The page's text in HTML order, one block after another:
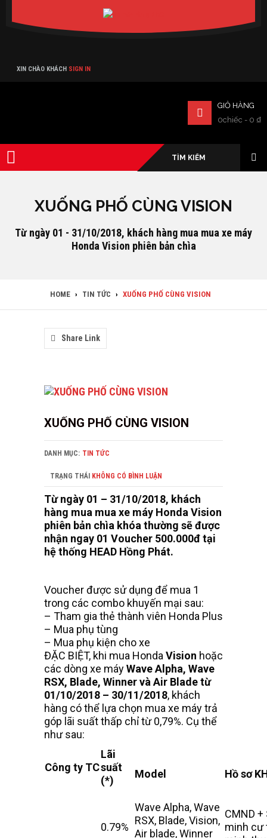
XIN CHÀO KHÁCH SIGN IN
GIỎ HÀNG
0chiếc - 0 ₫
XUỐNG PHỐ CÙNG VISION
Từ ngày 01 - 31/10/2018, khách hàng mua mua xe máy
Honda Vision phiên bản chìa
HOME › TIN TỨC › XUỐNG PHỐ CÙNG VISION
Share Link
XUỐNG PHỐ CÙNG VISION
DANH MỤC: TIN TỨC
TRẠNG THÁI KHÔNG CÓ BÌNH LUẬN
Từ ngày 01 – 31/10/2018, khách
hàng mua mua xe máy Honda Vision
phiên bản chìa khóa thường sẽ được
nhận ngay 01 Voucher 500.000đ tại
hệ thống HEAD Hồng Phát.
Voucher được sử dụng để mua 1
trong các combo khuyến mại sau:
– Tham gia thẻ thành viên Honda Plus
– Mua phụ tùng
– Mua phụ kiện cho xe
ĐẶC BIỆT, khi mua HondaVision hoặc
các dòng xe máyWave Alpha, Wave
RSX, Blade, Winner và Air Blade từ
01/10/2018 – 30/11/2018, khách
hàng có thể lựa chọn mua xe máy trả
góp lãi suất thấp chỉ từ 0,79%. Cụ thể
như sau:
Công ty TC
Lãi
suất
(*)
Model Hồ sơ
0.79%
Wave Alpha, Wave
RSX, Blade, Vision,
Air blade, Winner
CMND
minh cư